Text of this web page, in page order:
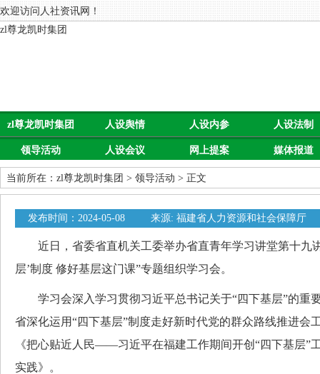
欢迎访问人社资讯网！
zl尊龙凯时集团
zl尊龙凯时集团 人设舆情 人设内参 人设法制
领导活动 人设会议 网上提案 媒体报道
当前所在： zl尊龙凯时集团 > 领导活动 > 正文
发布时间：2024-05-08 来源: 福建省人力资源和社会保障厅
近日，省委省直机关工委举办省直青年学习讲堂第十九
层’制度 修好基层这门课”专题组织学习会。
学习会深入学习贯彻习近平总书记关于“四下基层”的重
省深化运用“四下基层”制度走好新时代党的群众路线推进会
《把心贴近人民——习近平在福建工作期间开创“四下基层”
实践》。